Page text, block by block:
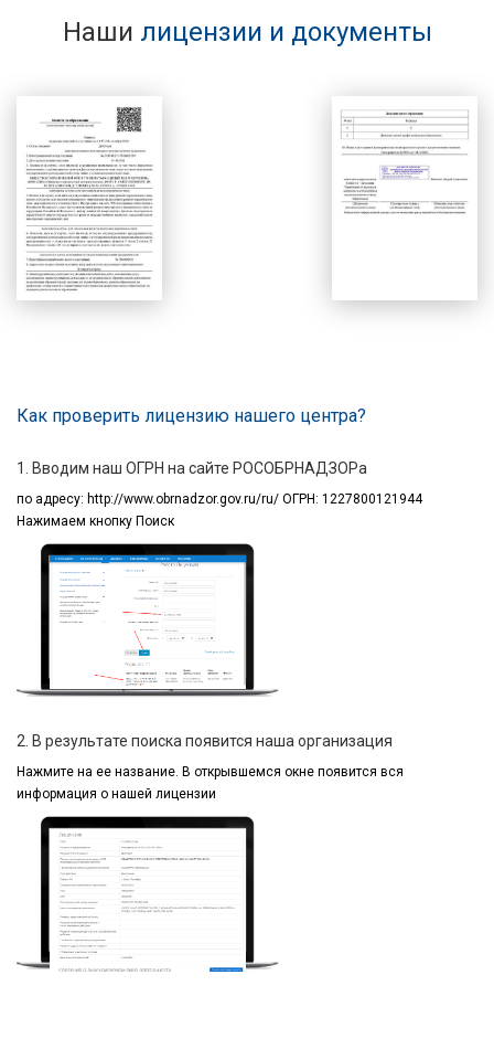
Наши лицензии и документы
Как проверить лицензию нашего центра?
1. Вводим наш ОГРН на сайте РОСОБРНАДЗОРа
по адресу: http://www.obrnadzor.gov.ru/ru/ ОГРН: 1227800121944
Нажимаем кнопку Поиск
2. В результате поиска появится наша организация
Нажмите на ее название. В открывшемся окне появится вся
информация о нашей лицензии